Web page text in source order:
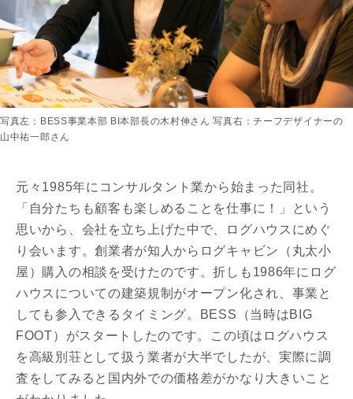
写真左：BESS事業本部 BI本部長の木村伸さん 写真右：チーフデザイナーの
山中祐一郎さん
元々1985年にコンサルタント業から始まった同社。
「自分たちも顧客も楽しめることを仕事に！」という
思いから、会社を立ち上げた中で、ログハウスにめぐ
り会います。創業者が知人からログキャビン（丸太小
屋）購入の相談を受けたのです。折しも1986年にログ
ハウスについての建築規制がオープン化され、事業と
しても参入できるタイミング。BESS（当時はBIG
FOOT）がスタートしたのです。この頃はログハウス
を高級別荘として扱う業者が大半でしたが、実際に調
査をしてみると国内外での価格差がかなり大きいこと